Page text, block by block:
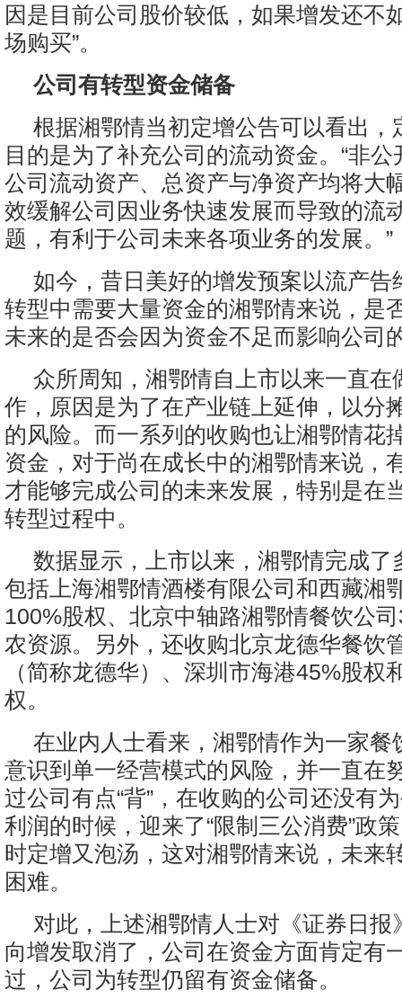
因是目前公司股价较低，如果增发还不
场购买”。
公司有转型资金储备
根据湘鄂情当初定增公告可以看出，
目的是为了补充公司的流动资金。“非
公司流动资产、总资产与净资产均将大
效缓解公司因业务快速发展而导致的流
题，有利于公司未来各项业务的发展。”
如今，昔日美好的增发预案以流产告
转型中需要大量资金的湘鄂情来说，是
未来的是否会因为资金不足而影响公司
众所周知，湘鄂情自上市以来一直在
作，原因是为了在产业链上延伸，以分
的风险。而一系列的收购也让湘鄂情花
资金，对于尚在成长中的湘鄂情来说，
才能够完成公司的未来发展，特别是在
转型过程中。
数据显示，上市以来，湘鄂情完成了
包括上海湘鄂情酒楼有限公司和西藏湘
100%股权、北京中轴路湘鄂情餐饮公
农资源。另外，还收购北京龙德华餐饮
（简称龙德华）、深圳市海港45%股权
权。
在业内人士看来，湘鄂情作为一家餐
意识到单一经营模式的风险，并一直在
过公司有点“背”，在收购的公司还没有
利润的时候，迎来了“限制三公消费”政
时定增又泡汤，这对湘鄂情来说，未来
困难。
对此，上述湘鄂情人士对《证券日报
向增发取消了，公司在资金方面肯定有
过，公司为转型仍留有资金储备。